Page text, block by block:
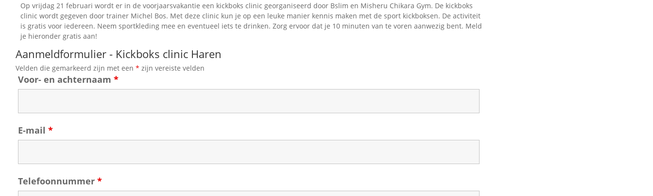
Op vrijdag 21 februari wordt er in de voorjaarsvakantie een kickboks clinic georganiseerd door Bslim en Misheru Chikara Gym. De kickboks
clinic wordt gegeven door trainer Michel Bos. Met deze clinic kun je op een leuke manier kennis maken met de sport kickboksen. De activiteit
is gratis voor iedereen. Neem sportkleding mee en eventueel iets te drinken. Zorg ervoor dat je 10 minuten van te voren aanwezig bent. Meld
je hieronder gratis aan!
Aanmeldformulier - Kickboks clinic Haren
Velden die gemarkeerd zijn met een * zijn vereiste velden
Voor- en achternaam *
E-mail *
Telefoonnummer *